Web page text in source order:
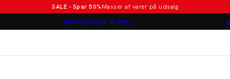
SALE - Spar 50%Masser af varer på udsalg
GRATIS FRAGT V/ 499,-Poloer i nye farver
Jakkesæt fra 1499 kr.
Lindbergh